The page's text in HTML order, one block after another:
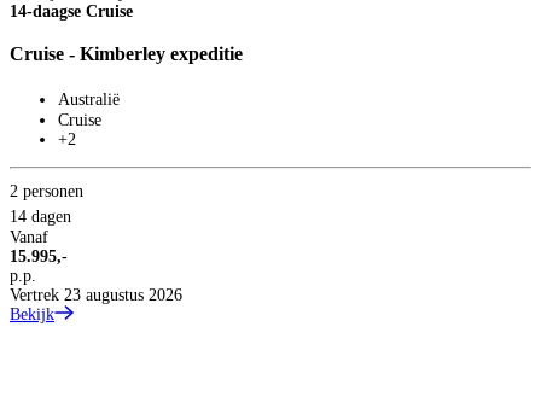
14-daagse Cruise
Cruise - Kimberley expeditie
Australië
Cruise
+2
2 personen
14 dagen
Vanaf
15.995,-
p.p.
Vertrek 23 augustus 2026
Bekijk